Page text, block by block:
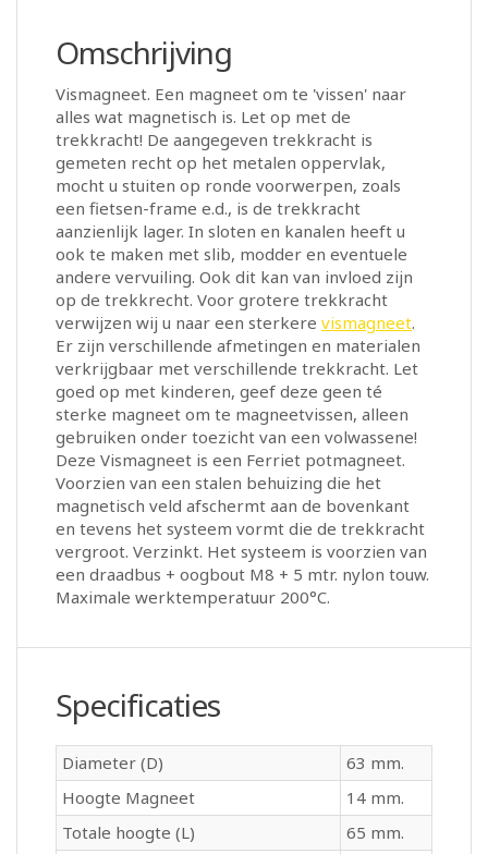
Omschrijving
Vismagneet. Een magneet om te 'vissen' naar
alles wat magnetisch is. Let op met de
trekkracht! De aangegeven trekkracht is
gemeten recht op het metalen oppervlak,
mocht u stuiten op ronde voorwerpen, zoals
een fietsen-frame e.d., is de trekkracht
aanzienlijk lager. In sloten en kanalen heeft u
ook te maken met slib, modder en eventuele
andere vervuiling. Ook dit kan van invloed zijn
op de trekkrecht. Voor grotere trekkracht
verwijzen wij u naar een sterkere vismagneet.
Er zijn verschillende afmetingen en materialen
verkrijgbaar met verschillende trekkracht. Let
goed op met kinderen, geef deze geen té
sterke magneet om te magneetvissen, alleen
gebruiken onder toezicht van een volwassene!
Deze Vismagneet is een Ferriet potmagneet.
Voorzien van een stalen behuizing die het
magnetisch veld afschermt aan de bovenkant
en tevens het systeem vormt die de trekkracht
vergroot. Verzinkt. Het systeem is voorzien van
een draadbus + oogbout M8 + 5 mtr. nylon touw.
Maximale werktemperatuur 200°C.
Specificaties
Diameter (D)
63 mm.
Hoogte Magneet
14 mm.
Totale hoogte (L)
65 mm.